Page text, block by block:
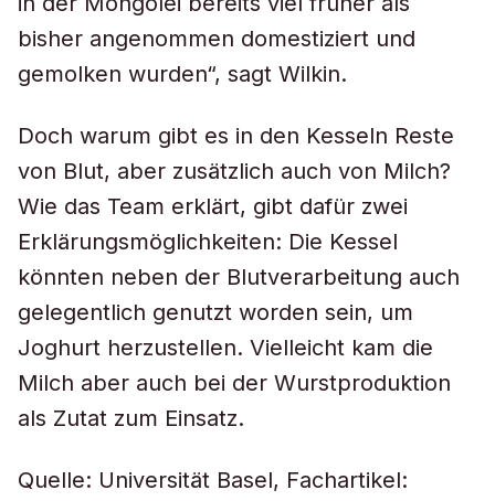
bisher angenommen domestiziert und
gemolken wurden“, sagt Wilkin.
Doch warum gibt es in den Kesseln Reste
von Blut, aber zusätzlich auch von Milch?
Wie das Team erklärt, gibt dafür zwei
Erklärungsmöglichkeiten: Die Kessel
könnten neben der Blutverarbeitung auch
gelegentlich genutzt worden sein, um
Joghurt herzustellen. Vielleicht kam die
Milch aber auch bei der Wurstproduktion
als Zutat zum Einsatz.
Quelle: Universität Basel, Fachartikel: